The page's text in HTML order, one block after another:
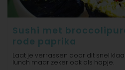
Sushi met
rode paprika
Laat je verrassen door dit snel
lunch maar zeker ook als hapje.